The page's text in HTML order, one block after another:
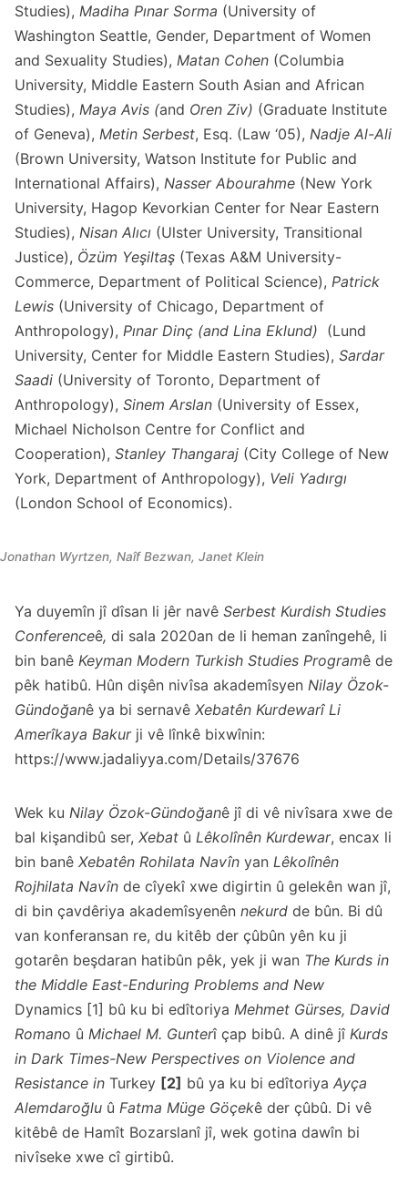
Studies), Madiha Pınar Sorma (University of
Washington Seattle, Gender, Department of Women
and Sexuality Studies), Matan Cohen (Columbia
University, Middle Eastern South Asian and African
Studies), Maya Avis (and Oren Ziv) (Graduate Institute
of Geneva), Metin Serbest, Esq. (Law ‘05), Nadje Al-Ali
(Brown University, Watson Institute for Public and
International Affairs), Nasser Abourahme (New York
University, Hagop Kevorkian Center for Near Eastern
Studies), Nisan Alıcı (Ulster University, Transitional
Justice), Özüm Yeşiltaş (Texas A&M University-
Commerce, Department of Political Science), Patrick
Lewis (University of Chicago, Department of
Anthropology), Pınar Dinç (and Lina Eklund) (Lund
University, Center for Middle Eastern Studies), Sardar
Saadi (University of Toronto, Department of
Anthropology), Sinem Arslan (University of Essex,
Michael Nicholson Centre for Conflict and
Cooperation), Stanley Thangaraj (City College of New
York, Department of Anthropology), Veli Yadırgı
(London School of Economics).
Jonathan Wyrtzen, Naîf Bezwan, Janet Klein
Ya duyemîn jî dîsan li jêr navê Serbest Kurdish Studies
Conferenceê, di sala 2020an de li heman zanîngehê, li
bin banê Keyman Modern Turkish Studies Programê de
pêk hatibû. Hûn dişên nivîsa akademîsyen Nilay Özok-
Gündoğanê ya bi sernavê Xebatên Kurdewarî Li
Amerîkaya Bakurji vê lînkê bixwînin:
https://www.jadaliyya.com/Details/37676
Wek ku Nilay Özok-Gündoğanê jî di vê nivîsara xwe de
bal kişandibû ser, Xebat û Lêkolînên Kurdewar, encax li
bin banê Xebatên Rohilata Navîn yan Lêkolînên
Rojhilata Navîn de cîyekî xwe digirtin û gelekên wan jî,
di bin çavdêriya akademîsyenên nekurd de bûn. Bi dû
van konferansan re, du kitêb der çûbûn yên ku ji
gotarên beşdaran hatibûn pêk, yek ji wan The Kurds in
the Middle East-Enduring Problems and New
Dynamics [1] bû ku bi edîtoriya Mehmet Gürses, David
Romano û Michael M. Gunterî çap bibû. A dinê jî Kurds
in Dark Times-New Perspectives on Violence and
Resistance in Turkey [2] bû ya ku bi edîtoriya Ayça
Alemdaroğlu û Fatma Müge Göçekê der çûbû. Di vê
kitêbê de Hamît Bozarslanî jî, wek gotina dawîn bi
nivîseke xwe cî girtibû.